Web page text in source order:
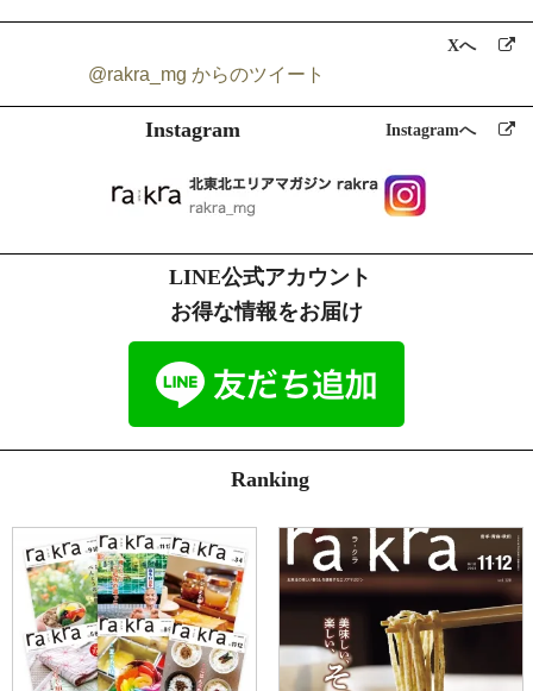
Xへ
@rakra_mg からのツイート
Instagram Instagramへ
LINE公式アカウント
お得な情報をお届け
Ranking